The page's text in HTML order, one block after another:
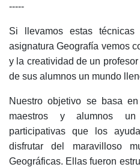
-----
Si llevamos estas técnicas
asignatura Geografía vemos
y la creatividad de un
de sus alumnos un mundo
Nuestro objetivo se basa
maestros y alumnos
participativas que los
disfrutar del maravilloso
Geográficas. Ellas fueron